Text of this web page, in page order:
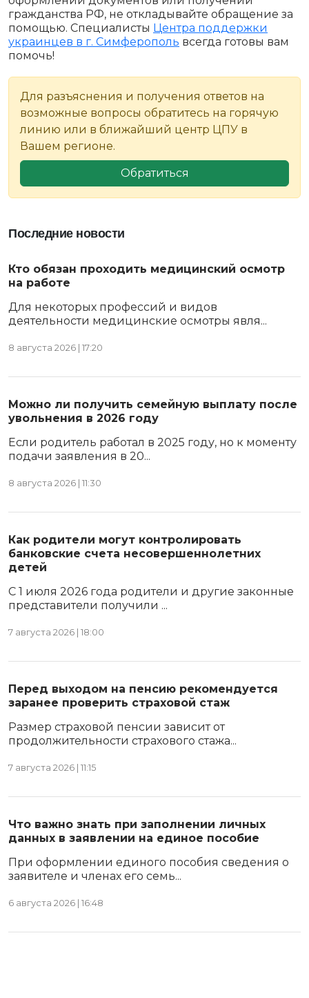
гражданства РФ, не откладывайте обращение за
помощью. Специалисты Центра поддержки
украинцев в г. Симферополь всегда готовы вам
помочь!
Для разъяснения и получения ответов на
возможные вопросы обратитесь на горячую
линию или в ближайший центр ЦПУ в
Вашем регионе.
Обратиться
Последние новости
Кто обязан проходить медицинский осмотр
на работе
Для некоторых профессий и видов
деятельности медицинские осмотры явля...
8 августа 2026 | 17:20
Можно ли получить семейную выплату после
увольнения в 2026 году
Если родитель работал в 2025 году, но к моменту
подачи заявления в 20...
8 августа 2026 | 11:30
Как родители могут контролировать
банковские счета несовершеннолетних
детей
С 1 июля 2026 года родители и другие законные
представители получили ...
7 августа 2026 | 18:00
Перед выходом на пенсию рекомендуется
заранее проверить страховой стаж
Размер страховой пенсии зависит от
продолжительности страхового стажа...
7 августа 2026 | 11:15
Что важно знать при заполнении личных
данных в заявлении на единое пособие
При оформлении единого пособия сведения о
заявителе и членах его семь...
6 августа 2026 | 16:48